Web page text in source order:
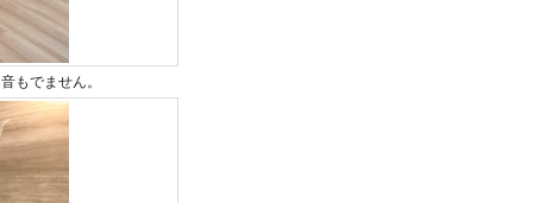
もでません。